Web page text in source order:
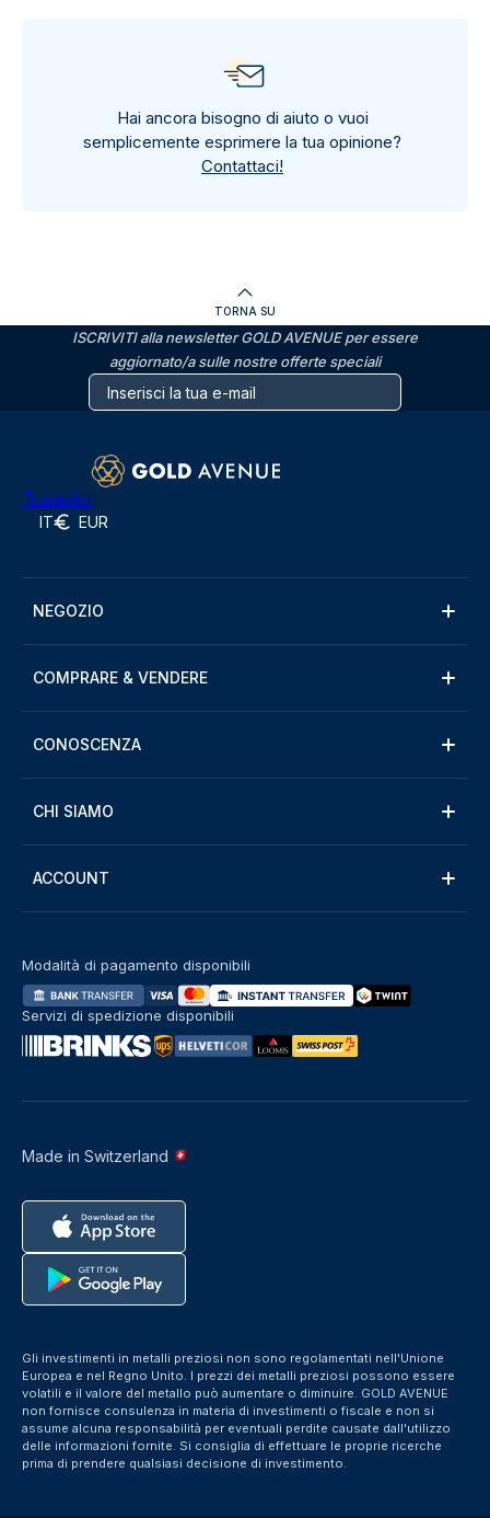
Hai ancora bisogno di aiuto o vuoi
semplicemente esprimere la tua opinione?
Contattaci!
TORNA SU
ISCRIVITI alla newsletter GOLD AVENUE per essere
aggiornato/a sulle nostre offerte speciali
Trustpilot
IT EUR
NEGOZIO
COMPRARE & VENDERE
CONOSCENZA
CHI SIAMO
ACCOUNT
Made in Switzerland
Modalità di pagamento disponibili
Servizi di spedizione disponibili
Gli investimenti in metalli preziosi non sono regolamentati nell'Unione
Europea e nel Regno Unito. I prezzi dei metalli preziosi possono essere
volatili e il valore del metallo può aumentare o diminuire. GOLD AVENUE
non fornisce consulenza in materia di investimenti o fiscale e non si
assume alcuna responsabilità per eventuali perdite causate dall'utilizzo
delle informazioni fornite. Si consiglia di effettuare le proprie ricerche
prima di prendere qualsiasi decisione di investimento.